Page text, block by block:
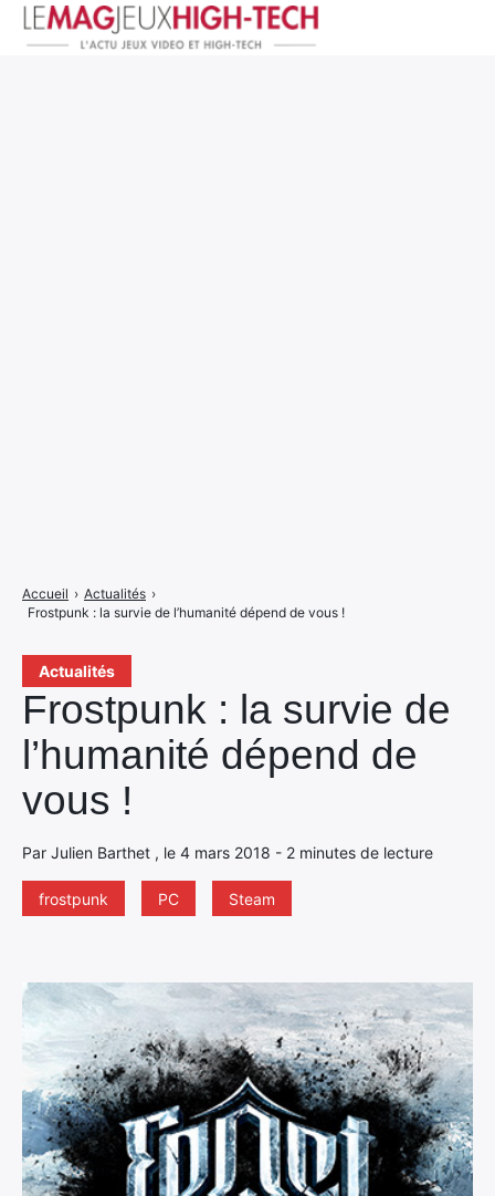
Actualités
Frostpunk : la survie de
l’humanité dépend de
vous !
Par Julien Barthet , le 4 mars 2018 - 2 minutes de lecture
frostpunk PC Steam
Accueil › Actualités ›
Frostpunk : la survie de l’humanité dépend de vous !